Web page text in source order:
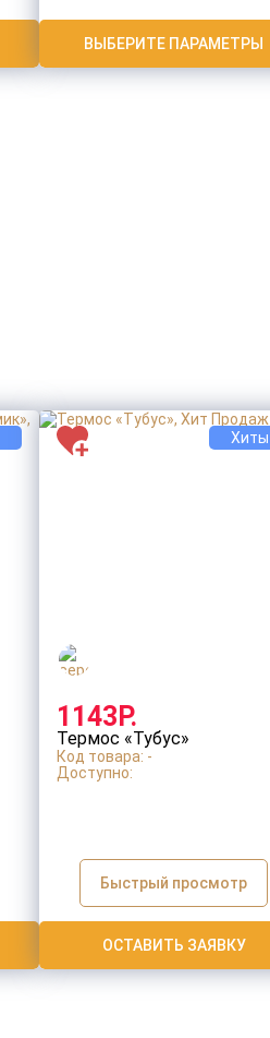
ВЫБЕРИТЕ ПАРАМЕТРЫ
Хиты
1143Р.
Термос «Тубус»
Код товара: -
Доступно:
Быстрый просмотр
ОСТАВИТЬ ЗАЯВКУ